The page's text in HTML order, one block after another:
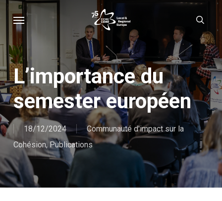
content
Menu
L’importance du
semester européen
18/12/2024
Communauté d'impact sur la
Cohésion,Publications